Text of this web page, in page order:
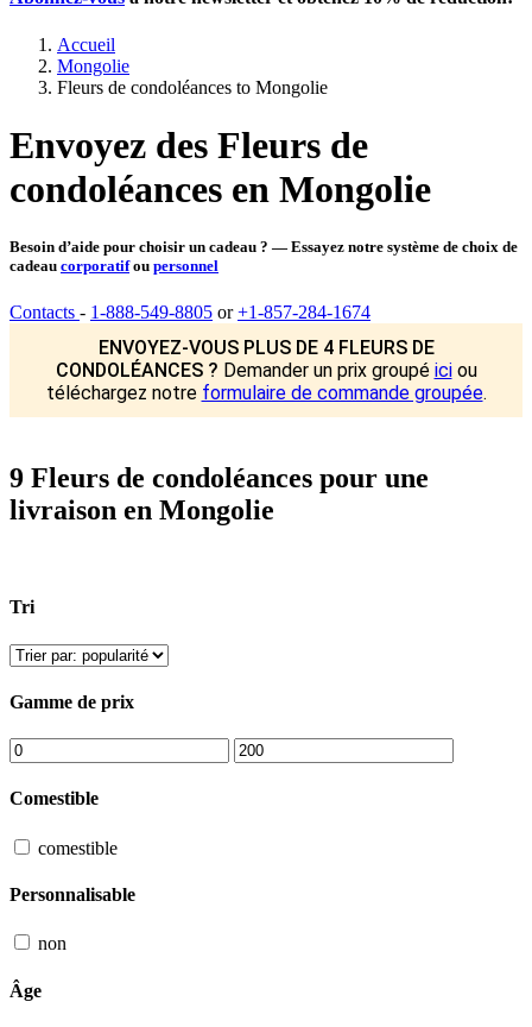
Accueil
Mongolie
Fleurs de condoléances to Mongolie
Envoyez des Fleurs de
condoléances en Mongolie
Besoin d’aide pour choisir un cadeau ? — Essayez notre système de choix de
cadeau corporatifou personnel
Contacts - 1-888-549-8805 or+1-857-284-1674
ENVOYEZ-VOUS PLUS DE 4 FLEURS DE
CONDOLÉANCES ? Demander un prix groupé iciou
téléchargez notre formulaire de commande groupée.
9 Fleurs de condoléances pour une
livraison en Mongolie
Tri
Gamme de prix
Comestible
comestible
Personnalisable
non
Âge